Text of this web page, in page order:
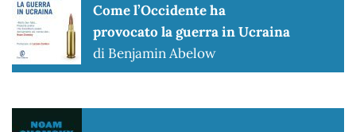
Come l’Occidente ha
provocato la guerra in Ucraina
di Benjamin Abelow